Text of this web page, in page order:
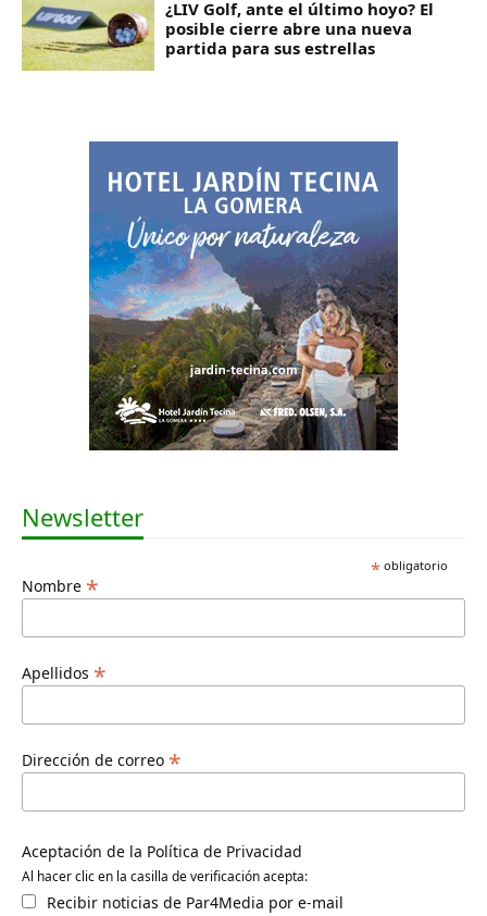
¿LIV Golf, ante el último hoyo? El
posible cierre abre una nueva
partida para sus estrellas
Newsletter
*obligatorio
Nombre *
Apellidos *
Dirección de correo *
Aceptación de la Política de Privacidad
Al hacer clic en la casilla de verificación acepta:
Recibir noticias de Par4Media por e-mail